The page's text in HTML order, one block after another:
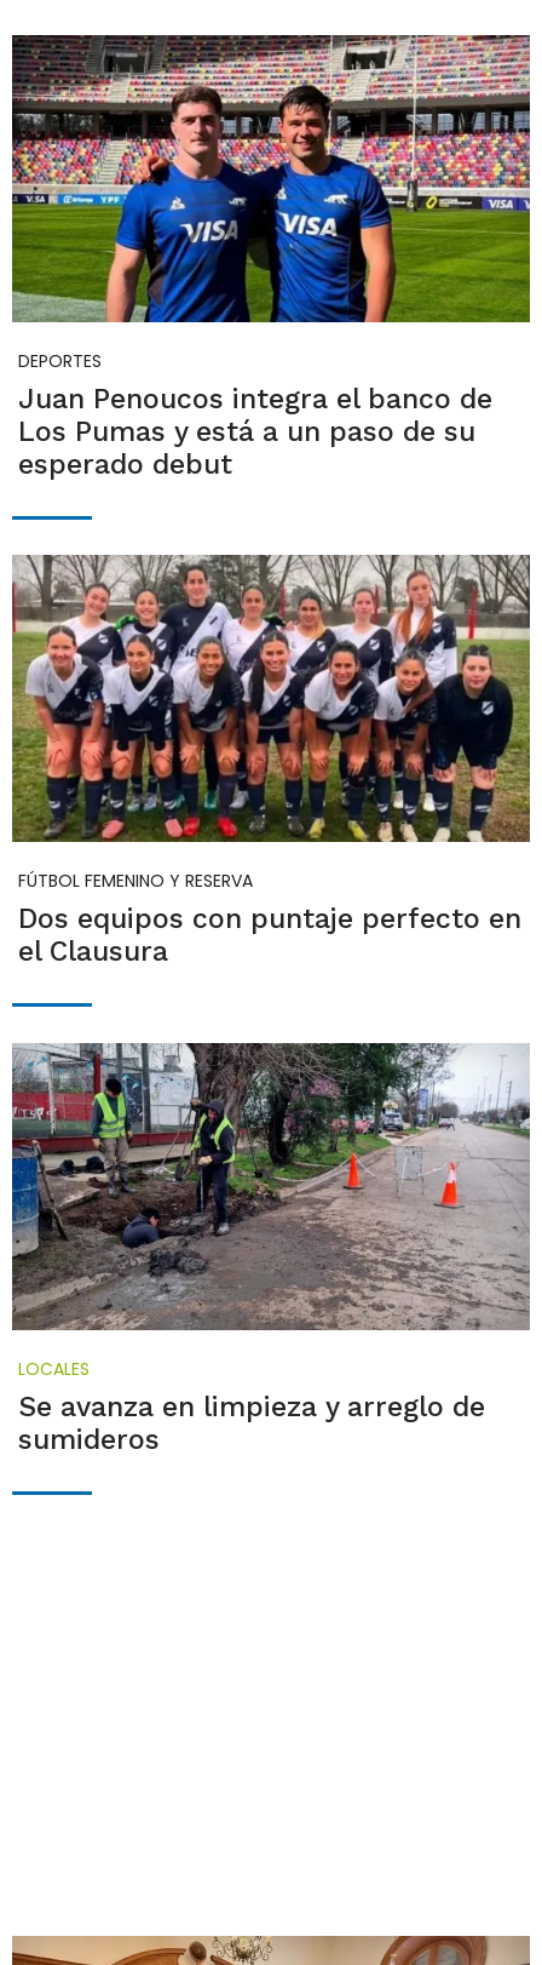
DEPORTES
Juan Penoucos integra el banco de
Los Pumas y está a un paso de su
esperado debut
FÚTBOL FEMENINO Y RESERVA
Dos equipos con puntaje perfecto en
el Clausura
LOCALES
Se avanza en limpieza y arreglo de
sumideros